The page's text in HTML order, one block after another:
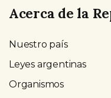
Acerca de la
Nuestro país
Leyes argentinas
Organismos